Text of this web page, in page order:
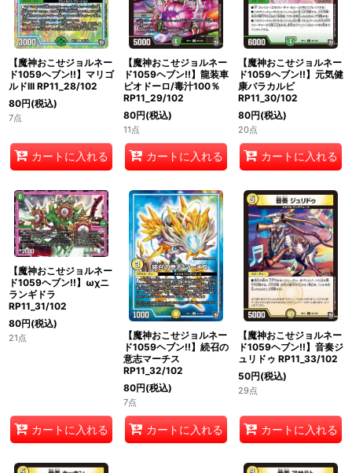
【魔神おこせジョルネー
ド1059ヘブン!!】マリゴ
ルドIII RP11_28/102
80円(税込)
7点
カートに入れる
【魔神おこせジョルネー
ド1059ヘブン!!】龍装車
ピオドーロ/毒汁100％
RP11_29/102
80円(税込)
11点
カートに入れる
【魔神おこせジョルネー
ド1059ヘブン!!】元気健
康バラカルビ
RP11_30/102
80円(税込)
20点
カートに入れる
【魔神おこせジョルネー
ド1059ヘブン!!】ωχニ
ランギドラ
RP11_31/102
80円(税込)
21点
カートに入れる
【魔神おこせジョルネー
ド1059ヘブン!!】続召の
意志マーチス
RP11_32/102
80円(税込)
7点
カートに入れる
【魔神おこせジョルネー
ド1059ヘブン!!】音奏ジ
ュリドゥ RP11_33/102
50円(税込)
29点
カートに入れる